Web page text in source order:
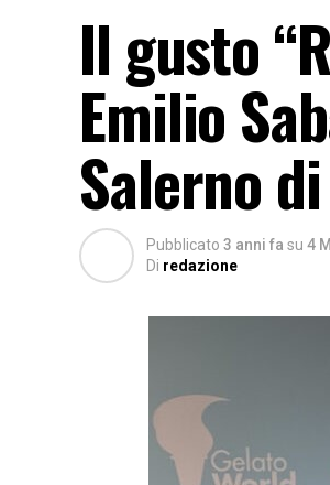
Il gusto
Emilio
Salerno
Pubblicato 3 anni fa su 4
Di redazione